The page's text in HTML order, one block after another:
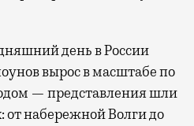
день в России
вырос в масштабе по
— представления шли
от набережной Волги до